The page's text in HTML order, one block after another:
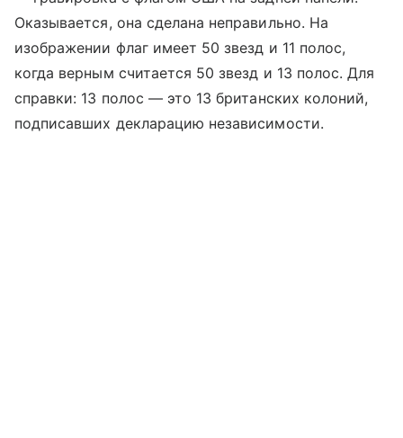
Оказывается, она сделана неправильно. На
изображении флаг имеет 50 звезд и 11 полос,
когда верным считается 50 звезд и 13 полос. Для
справки: 13 полос — это 13 британских колоний,
подписавших декларацию независимости.